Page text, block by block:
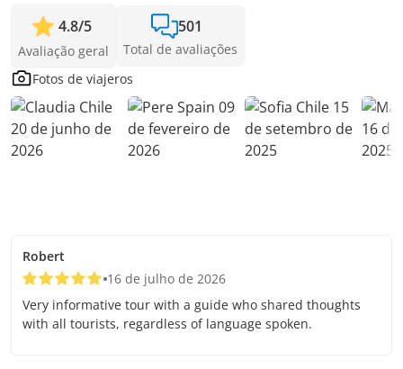
4.8/5
Avaliação geral
501
Total de avaliações
Fotos de viajeros
Robert
16 de julho de 2026
Very informative tour with a guide who shared thoughts
with all tourists, regardless of language spoken.